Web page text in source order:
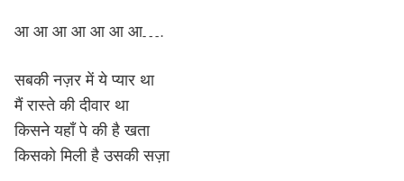
आ आ आ आ आ आ आ….
सबकी नज़र में ये प्यार था
मैं रास्ते की दीवार था
किसने यहाँ पे की है खता
किसको मिली है उसकी सज़ा